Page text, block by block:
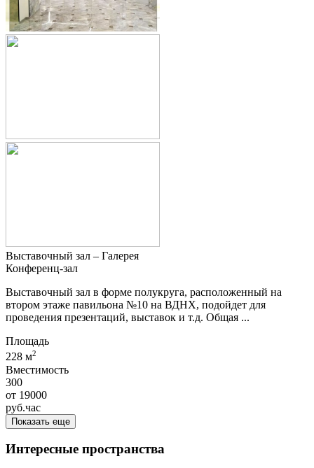
Выставочный зал – Галерея
Конференц-зал
Выставочный зал в форме полукруга, расположенный на
втором этаже павильона №10 на ВДНХ, подойдет для
проведения презентаций, выставок и т.д. Общая ...
Площадь
228 м2
Вместимость
300
от 19000
руб.час
Показать еще
Интересные пространства